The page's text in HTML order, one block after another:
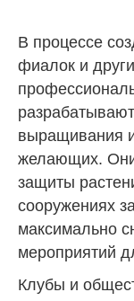
В процессе
фиалок и
выращивания
желающих.
защиты
сооружениях
максимально
мероприятий
Клубы и